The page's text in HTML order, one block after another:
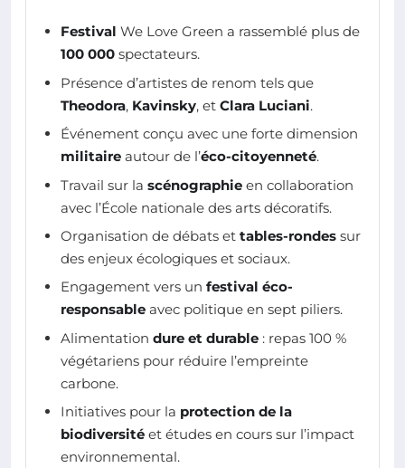
Festival We Love Green a rassemblé plus de
100 000 spectateurs.
Présence d’artistes de renom tels que
Theodora, Kavinsky, et Clara Luciani.
Événement conçu avec une forte dimension
militaire autour de l’éco-citoyenneté.
Travail sur la scénographie en collaboration
avec l’École nationale des arts décoratifs.
Organisation de débats et tables-rondes sur
des enjeux écologiques et sociaux.
Engagement vers un festival éco-
responsable avec politique en sept piliers.
Alimentation dure et durable : repas 100 %
végétariens pour réduire l’empreinte
carbone.
Initiatives pour la protection de la
biodiversité et études en cours sur l’impact
environnemental.